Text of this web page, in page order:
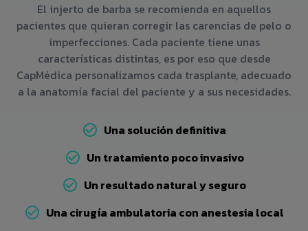
El injerto de barba se recomienda en aquellos
pacientes que quieran corregir las carencias de pelo o
imperfecciones. Cada paciente tiene unas
características distintas, es por eso que desde
CapMédica personalizamos cada trasplante, adecuado
a la anatomía facial del paciente y a sus necesidades.
Una solución definitiva
Un tratamiento poco invasivo
Un resultado natural y seguro
Una cirugía ambulatoria con anestesia local